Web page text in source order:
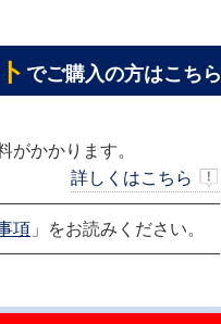
でご購入の方はこちら
がかかります。
詳しくはこちら
項 」をお読みください。